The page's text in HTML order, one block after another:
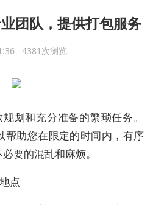
团队，提供打包服务
4381次浏览
划和充分准备的繁琐任务。
帮助您在限定的时间内，有序
要的混乱和麻烦。
点